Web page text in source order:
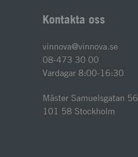
Kontakta oss
vinnova@vinnova.se
08-473 30 00
Vardagar 8:00-16:30
Mäster Samuelsgatan 56
101 58 Stockholm